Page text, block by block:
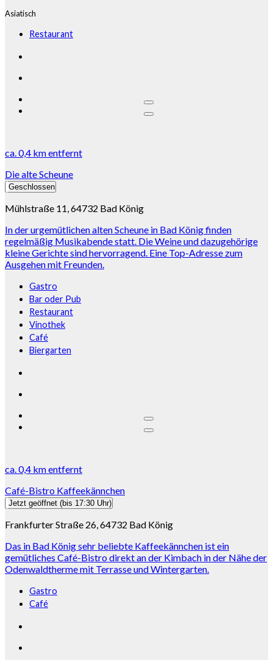
Asiatisch
Restaurant
ca. 0,4 kmentfernt
Die alte Scheune
Geschlossen
Mühlstraße 11, 64732 Bad König
In der urgemütlichen alten Scheune in Bad König finden
regelmäßig Musikabende statt. Die Weine und dazugehörige
kleine Gerichte sind hervorragend. Eine Top-Adresse zum
Ausgehen mit Freunden.
Gastro
Bar oder Pub
Restaurant
Vinothek
Café
Biergarten
ca. 0,4 kmentfernt
Café-Bistro Kaffeekännchen
Jetzt geöffnet (bis 17:30 Uhr)
Frankfurter Straße 26, 64732 Bad König
Das in Bad König sehr beliebte Kaffeekännchen ist ein
gemütliches Café-Bistro direkt an der Kimbach in der Nähe der
Odenwaldtherme mit Terrasse und Wintergarten.
Gastro
Café